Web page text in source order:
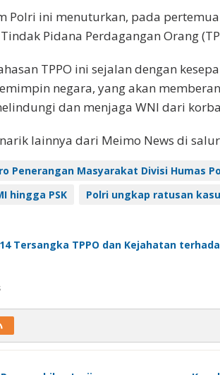
Polri ini menuturkan, pada
Pidana Perdagangan Orang
TPPO ini sejalan dengan
negara, yang akan
dan menjaga WNI dari
lainnya dari Meimo News di
Penerangan Masyarakat Divisi Humas
hingga PSK
Polri ungkap ratusan
Tersangka TPPO dan Kejahatan